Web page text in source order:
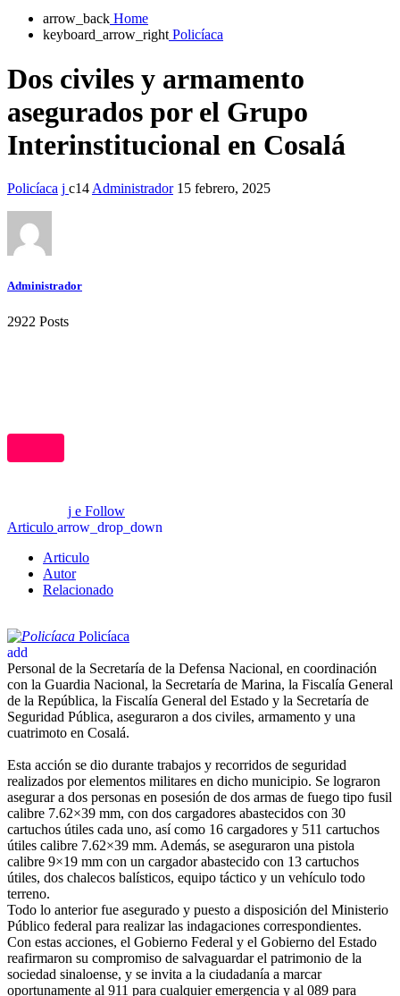
arrow_back Home
keyboard_arrow_right Policíaca
Dos civiles y armamento
asegurados por el Grupo
Interinstitucional en Cosalá
Policíaca 14 Administrador 15 febrero, 2025
Administrador
2922 Posts
Follow
Articulo arrow_drop_down
Articulo
Autor
Relacionado
Policíaca
add
Personal de la Secretaría de la Defensa Nacional, en coordinación
con la Guardia Nacional, la Secretaría de Marina, la Fiscalía General
de la República, la Fiscalía General del Estado y la Secretaría de
Seguridad Pública, aseguraron a dos civiles, armamento y una
cuatrimoto en Cosalá.
Esta acción se dio durante trabajos y recorridos de seguridad
realizados por elementos militares en dicho municipio. Se lograron
asegurar a dos personas en posesión de dos armas de fuego tipo fusil
calibre 7.62×39 mm, con dos cargadores abastecidos con 30
cartuchos útiles cada uno, así como 16 cargadores y 511 cartuchos
útiles calibre 7.62×39 mm. Además, se aseguraron una pistola
calibre 9×19 mm con un cargador abastecido con 13 cartuchos
útiles, dos chalecos balísticos, equipo táctico y un vehículo todo
terreno.
Todo lo anterior fue asegurado y puesto a disposición del Ministerio
Público federal para realizar las indagaciones correspondientes.
Con estas acciones, el Gobierno Federal y el Gobierno del Estado
reafirmaron su compromiso de salvaguardar el patrimonio de la
sociedad sinaloense, y se invita a la ciudadanía a marcar
oportunamente al 911 para cualquier emergencia y al 089 para